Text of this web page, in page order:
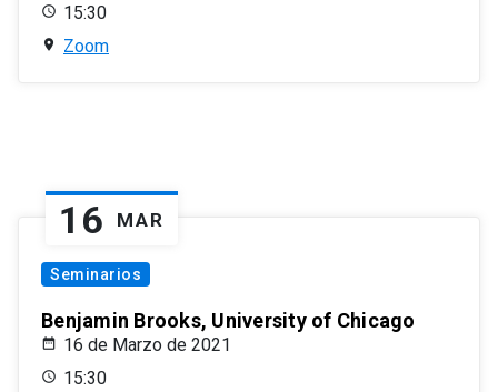
15:30
Zoom
16 MAR
Seminarios
Benjamin Brooks, University of Chicago
16 de Marzo de 2021
15:30